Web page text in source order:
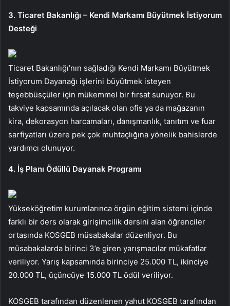
3. Ticaret Bakanlığı – Kendi Markamı Büyütmek İstiyorum
Desteği
Ticaret Bakanlığı’nın sağladığı Kendi Markamı Büyütmek
İstiyorum Dayanağı işlerini büyütmek isteyen
teşebbüsçüler için mükemmel bir fırsat sunuyor. Bu
takviye kapsamında açılacak olan ofis ya da mağazanın
kira, dekorasyon harcamaları, danışmanlık, tanıtım ve fuar
sarfiyatları üzere pek çok muhtaçlığına yönelik bahislerde
yardımcı olunuyor.
4. İş Planı Ödüllü Dayanak Programı
Yükseköğretim kurumlarınca örgün eğitim sistemi içinde
farklı bir ders olarak girişimcilik dersini alan öğrenciler
ortasında KOSGEB müsabakalar düzenliyor. Bu
müsabakalarda birinci 3’e giren yarışmacılar mükafatlar
veriliyor. Yarış kapsamında birinciye 25.000 TL, ikinciye
20.000 TL, üçüncüye 15.000 TL ödül veriliyor.
KOSGEB tarafından düzenlenen yahut KOSGEB tarafından